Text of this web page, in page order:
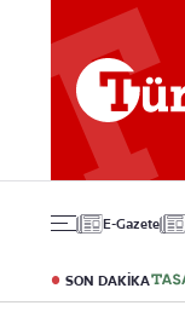
E-Gazete
SON DAKİKA
Gündem
Politika
Eğitim